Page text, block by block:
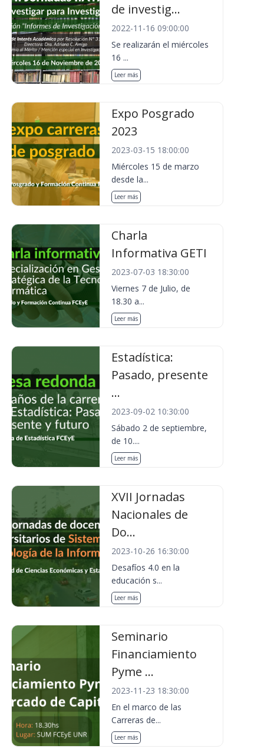
de investig...
2022-11-16 09:00:00
Se realizarán el miércoles
16 ...
Leer más
Expo Posgrado
2023
2023-03-15 18:00:00
Miércoles 15 de marzo
desde la...
Leer más
Charla
Informativa GETI
2023-07-03 18:30:00
Viernes 7 de Julio, de
18.30 a...
Leer más
Estadística:
Pasado, presente
...
2023-09-02 10:30:00
Sábado 2 de septiembre,
de 10....
Leer más
XVII Jornadas
Nacionales de
Do...
2023-10-26 16:30:00
Desafíos 4.0 en la
educación s...
Leer más
Seminario
Financiamiento
Pyme ...
2023-11-23 18:30:00
En el marco de las
Carreras de...
Leer más